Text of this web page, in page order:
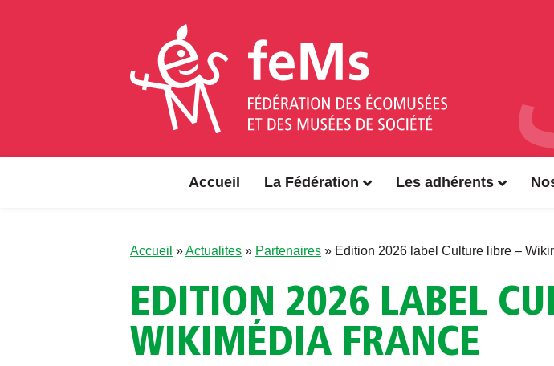
Accueil La Fédération Les adhérents
Accueil »Actualites » Partenaires » Edition 2026 label Culture libre –
EDITION 2026 LABEL
WIKIMÉDIA FRANCE